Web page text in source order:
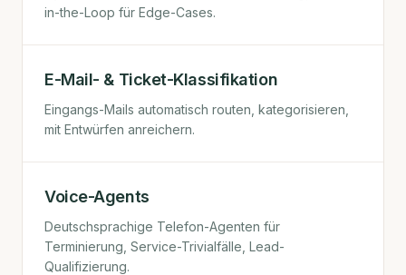
in-the-Loop für Edge-Cases.
E-Mail- & Ticket-Klassifikation
Eingangs-Mails automatisch routen, kategorisieren,
mit Entwürfen anreichern.
Voice-Agents
Deutschsprachige Telefon-Agenten für
Terminierung, Service-Trivialfälle, Lead-
Qualifizierung.